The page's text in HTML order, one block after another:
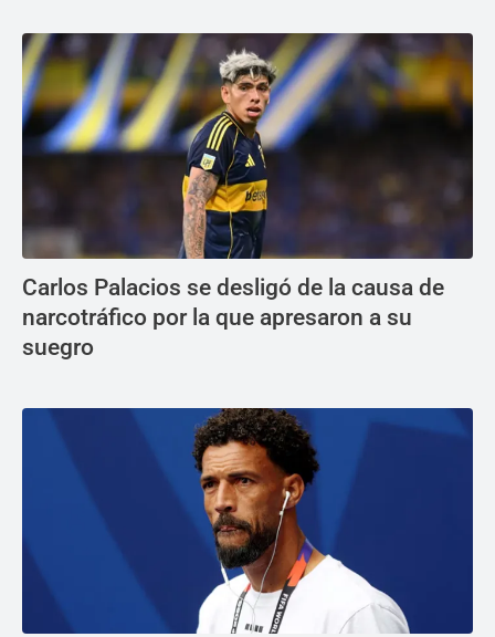
Carlos Palacios se desligó de la causa de
narcotráfico por la que apresaron a su
suegro